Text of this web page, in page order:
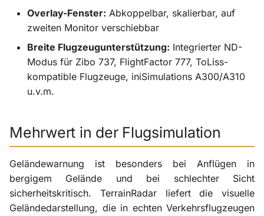
Overlay-Fenster: Abkoppelbar, skalierbar, auf
zweiten Monitor verschiebbar
Breite Flugzeugunterstützung: Integrierter ND-
Modus für Zibo 737, FlightFactor 777, ToLiss-
kompatible Flugzeuge, iniSimulations A300/A310
u.v.m.
Mehrwert in der Flugsimulation
Geländewarnung ist besonders bei Anflügen in
bergigem Gelände und bei schlechter Sicht
sicherheitskritisch. TerrainRadar liefert die visuelle
Geländedarstellung, die in echten Verkehrsflugzeugen